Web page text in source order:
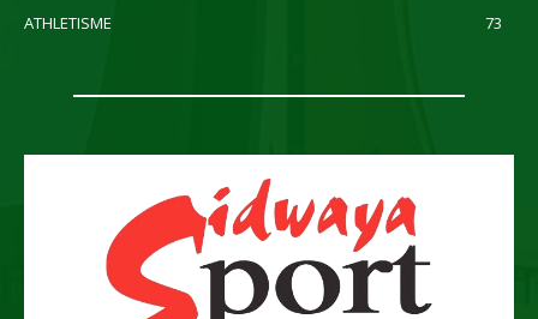
ATHLETISME
73